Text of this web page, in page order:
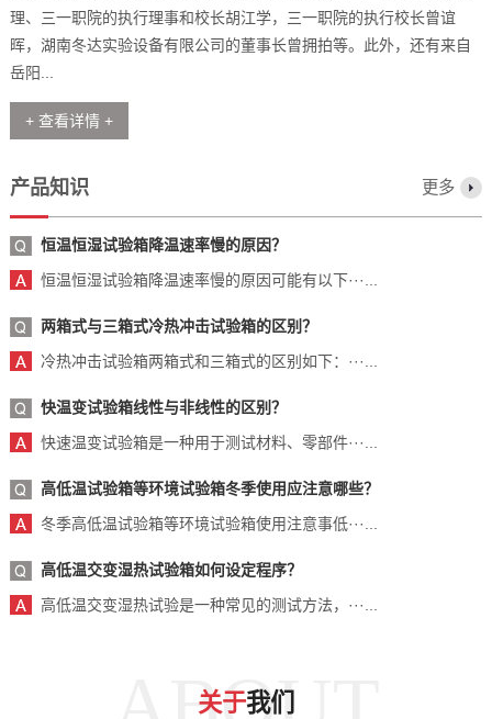
理、三一职院的执行理事和校长胡江学，三一职院的执行校长曾谊
晖，湖南冬达实验设备有限公司的董事长曾拥拍等。此外，还有来自
岳阳...
+ 查看详情 +
产品知识 更多
恒温恒湿试验箱降温速率慢的原因？
恒温恒湿试验箱降温速率慢的原因可能有以下···...
两箱式与三箱式冷热冲击试验箱的区别？
冷热冲击试验箱两箱式和三箱式的区别如下：···...
快温变试验箱线性与非线性的区别？
快速温变试验箱是一种用于测试材料、零部件···...
高低温试验箱等环境试验箱冬季使用应注意哪些？
冬季高低温试验箱等环境试验箱使用注意事低···...
高低温交变湿热试验箱如何设定程序？
高低温交变湿热试验是一种常见的测试方法，···...
关于我们